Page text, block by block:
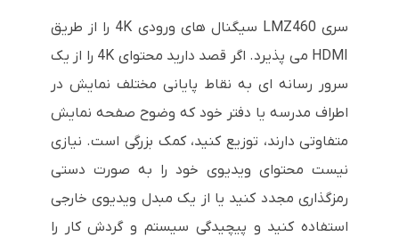
سری LMZ460 سیگنال های ورودی 4K را از طریق
HDMI می پذیرد. اگر قصد دارید محتوای 4K را از یک
سرور رسانه ای به نقاط پایانی مختلف نمایش در
اطراف مدرسه یا دفتر خود که وضوح صفحه نمایش
متفاوتی دارند، توزیع کنید، کمک بزرگی است. نیازی
نیست محتوای ویدیوی خود را به صورت دستی
رمزگذاری مجدد کنید یا از یک مبدل ویدیوی خارجی
استفاده کنید و پیچیدگی سیستم و گردش کار را